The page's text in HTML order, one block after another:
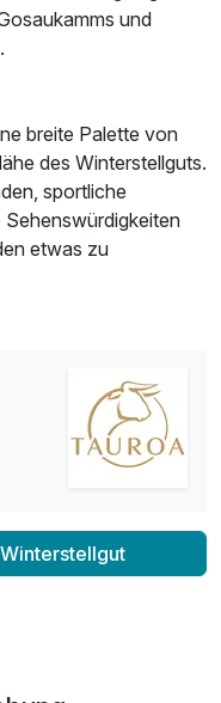
und
breite Palette von
des Winterstellguts.
sportliche
etwas zu